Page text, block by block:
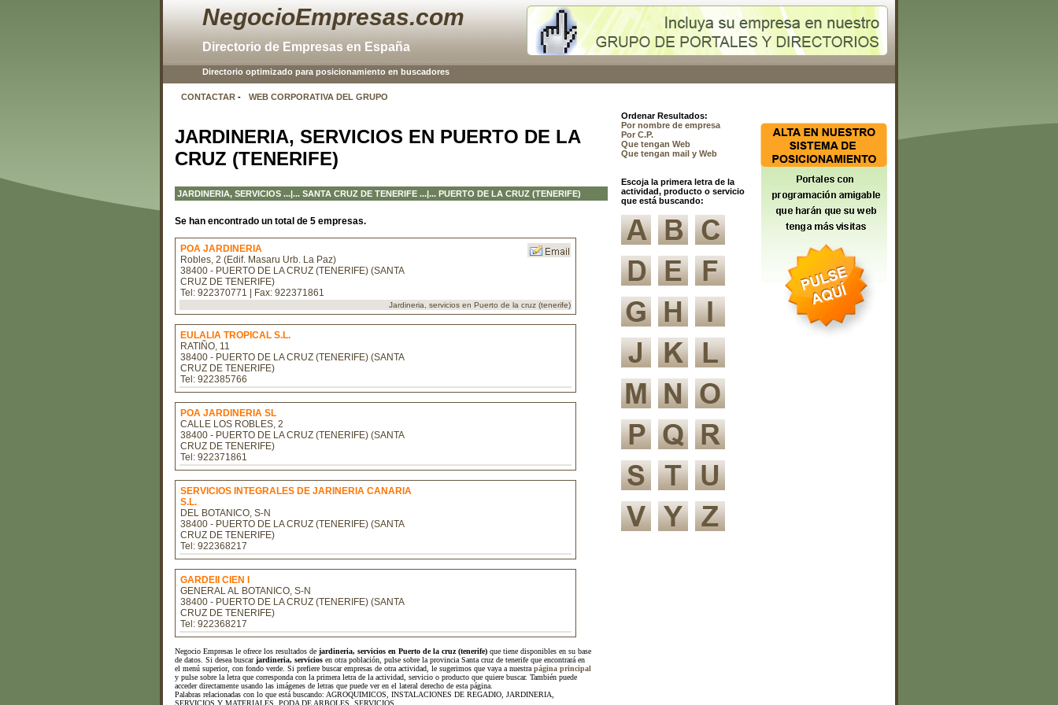
NegocioEmpresas.com
Directorio de Empresas en España
Directorio optimizado para posicionamiento en buscadores
CONTACTAR - WEB CORPORATIVA DEL GRUPO
JARDINERIA, SERVICIOS EN PUERTO DE LA
CRUZ (TENERIFE)
JARDINERIA, SERVICIOS ...|... SANTA CRUZ DE TENERIFE ...|... PUERTO DE LA CRUZ (TENERIFE)
Se han encontrado un total de 5 empresas.
POA JARDINERIA
Robles, 2 (Edif. Masaru Urb. La Paz)
38400 - PUERTO DE LA CRUZ (TENERIFE) (SANTA
CRUZ DE TENERIFE)
Tel: 922370771 | Fax: 922371861
Jardineria, servicios en Puerto de la cruz (tenerife)
EULALIA TROPICAL S.L.
RATIÑO, 11
38400 - PUERTO DE LA CRUZ (TENERIFE) (SANTA
CRUZ DE TENERIFE)
Tel: 922385766
POA JARDINERIA SL
CALLE LOS ROBLES, 2
38400 - PUERTO DE LA CRUZ (TENERIFE) (SANTA
CRUZ DE TENERIFE)
Tel: 922371861
SERVICIOS INTEGRALES DE JARINERIA CANARIA
S.L.
DEL BOTANICO, S-N
38400 - PUERTO DE LA CRUZ (TENERIFE) (SANTA
CRUZ DE TENERIFE)
Tel: 922368217
GARDEII CIEN I
GENERAL AL BOTANICO, S-N
38400 - PUERTO DE LA CRUZ (TENERIFE) (SANTA
CRUZ DE TENERIFE)
Tel: 922368217
Negocio Empresas le ofrece los resultados de jardineria, servicios en Puerto de la cruz (tenerife) que tiene disponibles en su base
de datos. Si desea buscarjardineria, servicios en otra población, pulse sobre la provincia Santa cruz de tenerife que encontrará en
el menú superior, con fondo verde. Si prefiere buscar empresas de otra actividad, le sugerimos que vaya a nuestra página principal
y pulse sobre la letra que corresponda con la primera letra de la actividad, servicio o producto que quiere buscar. También puede
acceder directamente usando las imágenes de letras que puede ver en el lateral derecho de esta página.
Palabras relacionadas con lo que está buscando: AGROQUIMICOS, INSTALACIONES DE REGADIO, JARDINERIA,
SERVICIOS Y MATERIALES, PODA DE ARBOLES, SERVICIOS
Ordenar Resultados:
Por nombre de empresa
Por C.P.
Que tengan Web
Que tengan mail y Web
Escoja la primera letra de la
actividad, producto o servicio
que está buscando: